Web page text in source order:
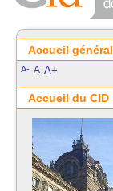
Accueil général
A- A A+
Accueil du CID